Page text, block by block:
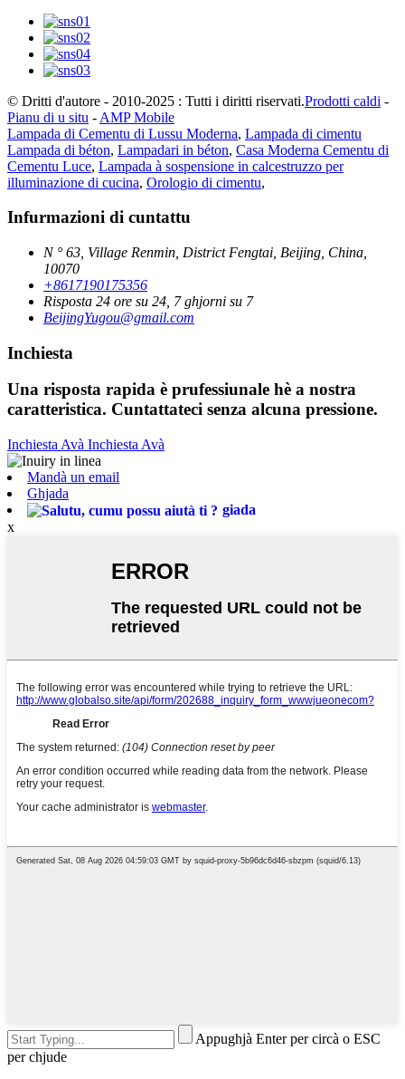
© Dritti d'autore - 2010-2025 : Tutti i diritti riservati.Prodotti caldi -
Pianu di u situ - AMP Mobile
Lampada di Cementu di Lussu Moderna, Lampada di cimentu
Lampada di béton, Lampadari in béton, Casa Moderna Cementu di
Cementu Luce, Lampada à sospensione in calcestruzzo per
illuminazione di cucina, Orologio di cimentu,
Infurmazioni di cuntattu
N ° 63, Village Renmin, District Fengtai, Beijing, China,
10070
+8617190175356
Risposta 24 ore su 24, 7 ghjorni su 7
BeijingYugou@gmail.com
Inchiesta
Una risposta rapida è prufessiunale hè a nostra
caratteristica. Cuntattateci senza alcuna pressione.
Inchiesta Avà Inchiesta Avà
Mandà un email
Ghjada
giada
x
Appughjà Enter per circà o ESC
per chjude